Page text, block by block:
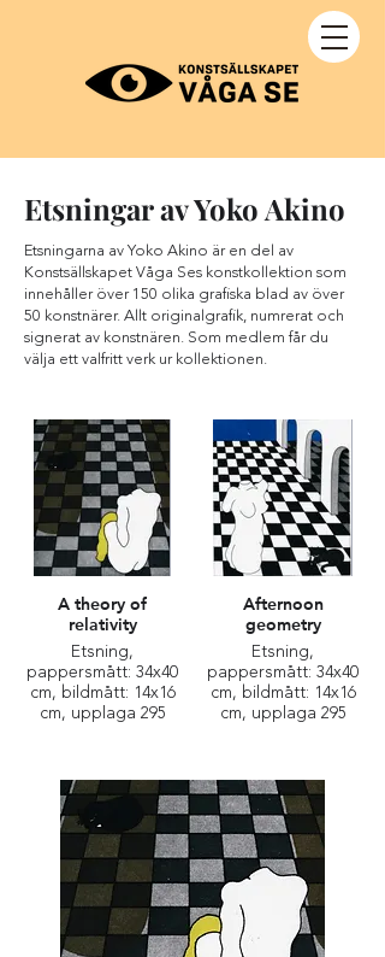
Etsningar av Yoko Akino
Etsningarna av Yoko Akino är en del av
Konstsällskapet Våga Ses konstkollektion som
innehåller över 150 olika grafiska blad av över
50 konstnärer. Allt originalgrafik, numrerat och
signerat av konstnären. Som medlem får du
välja ett valfritt verk ur kollektionen.
A theory of
relativity
Etsning,
pappersmått: 34x40
cm, bildmått: 14x16
cm, upplaga 295
Afternoon
geometry
Etsning,
pappersmått: 34x40
cm, bildmått: 14x16
cm, upplaga 295